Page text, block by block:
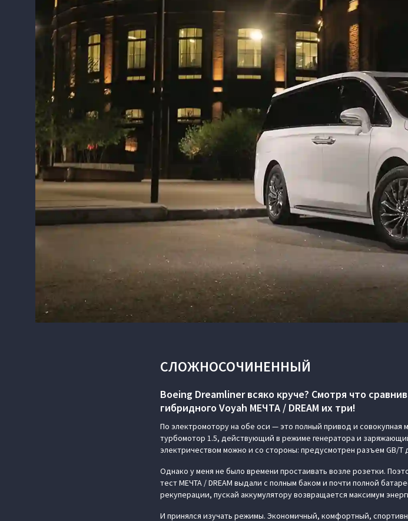
СЛОЖНОСОЧИНЕННЫЙ
Boeing Dreamliner всяко круче? Смотря что
гибридного Voyah МЕЧТА / DREAM их три!
По электромотору на обе оси — это полный привод и
турбомотор 1.5, действующий в режиме генератора и
электричеством можно и со стороны: предусмотрен разъем GB/T
Однако у меня не было времени простаивать возле розетки.
тест МЕЧТА / DREAM выдали с полным баком и почти полной
рекуперации, пускай аккумулятору возвращается максимум
И принялся изучать режимы. Экономичный, комфортный,